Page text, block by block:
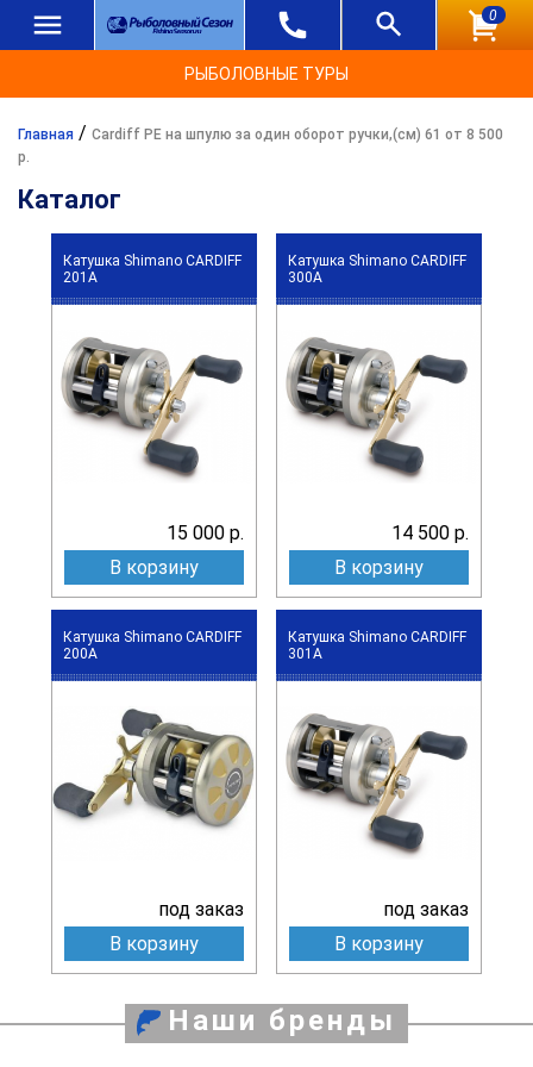
0
РЫБОЛОВНЫЕ ТУРЫ
Главная / Cardiff PE на шпулю за один оборот ручки,(см) 61 от 8 500
р.
Каталог
Катушка Shimano CARDIFF
201A
15 000 р.
В корзину
Катушка Shimano CARDIFF
300A
14 500 р.
В корзину
Катушка Shimano CARDIFF
200A
под заказ
В корзину
Катушка Shimano CARDIFF
301A
под заказ
В корзину
Наши бренды